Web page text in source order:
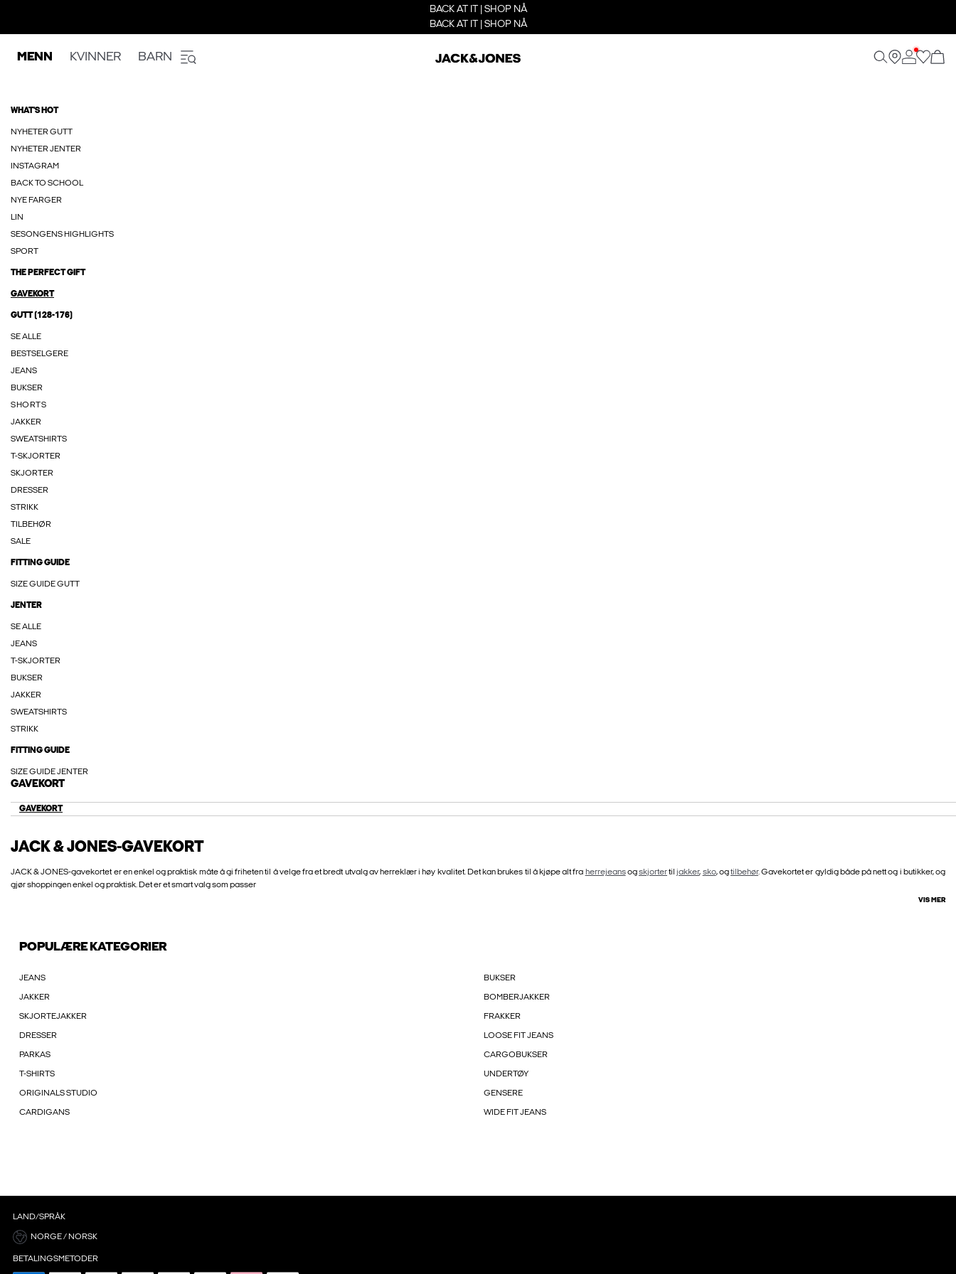
BACK AT IT | SHOP NÅ
BACK AT IT | SHOP NÅ
MENN KVINNER BARN
WHAT'S HOT
NYHETER GUTT
NYHETER JENTER
INSTAGRAM
BACK TO SCHOOL
NYE FARGER
LIN
SESONGENS HIGHLIGHTS
SPORT
THE PERFECT GIFT
GAVEKORT
GUTT (128-176)
SE ALLE
BESTSELGERE
JEANS
BUKSER
SHORTS
JAKKER
SWEATSHIRTS
T-SKJORTER
SKJORTER
DRESSER
STRIKK
TILBEHØR
SALE
FITTING GUIDE
SIZE GUIDE GUTT
JENTER
SE ALLE
JEANS
T-SKJORTER
BUKSER
JAKKER
SWEATSHIRTS
STRIKK
FITTING GUIDE
SIZE GUIDE JENTER
GAVEKORT
GAVEKORT
JACK & JONES-GAVEKORT
JACK & JONES-gavekortet er en enkel og praktisk måte å gi friheten til å velge fra et bredt utvalg av herreklær i høy kvalitet. Det kan brukes til å kjøpe alt fra herrejeansogskjortertiljakker, sko, ogtilbehør. Gavekortet er gyldig både på nett og i butikker, og
gjør shoppingen enkel og praktisk. Det er et smart valg som passer
VIS MER
POPULÆRE KATEGORIER
JEANS BUKSER
JAKKER BOMBERJAKKER
SKJORTEJAKKER FRAKKER
DRESSER LOOSE FIT JEANS
PARKAS CARGOBUKSER
T-SHIRTS UNDERTØY
ORIGINALS STUDIO GENSERE
CARDIGANS WIDE FIT JEANS
LAND/SPRÅK
NORGE / NORSK
BETALINGSMETODER